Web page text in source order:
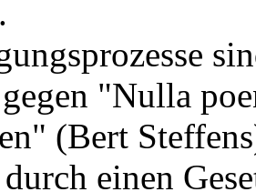
"Nulla
(Bert
einen